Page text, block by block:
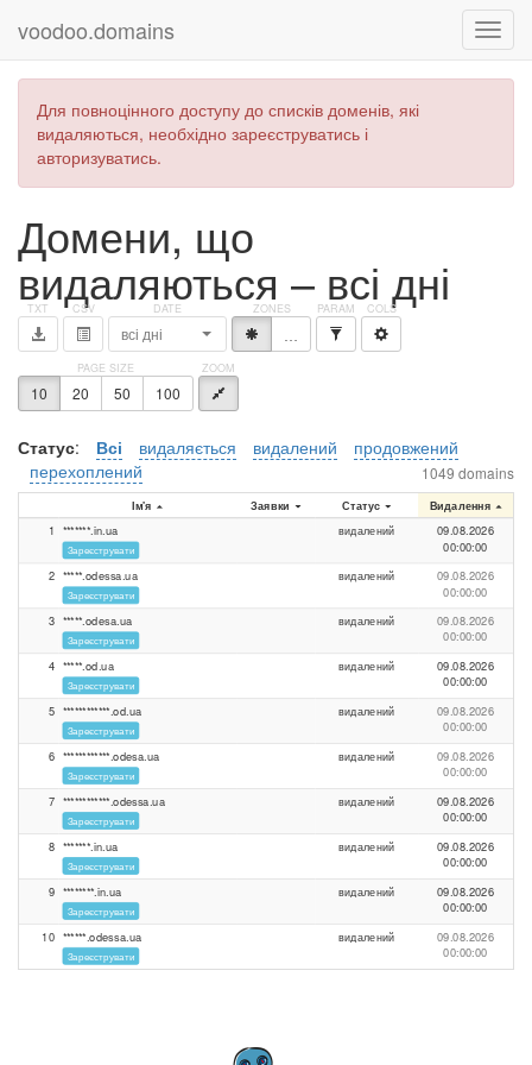
voodoo.domains
Для повноцінного доступу до списків доменів, які
видаляються, необхідно зареєструватись і
авторизуватись.
Домени, що
видаляються – всі дні
всі дні *
10 20 50 100
Статус: Всі видаляється видалений
продовжений
перехоплений
1049 domains
Ім'я Заявки Статус
Видалення
1
*******.in.ua
Зареєструвати
видалений 09.08.2026
00:00:00
2 *****.odessa.ua
Зареєструвати
видалений 09.08.2026
00:00:00
3 *****.odesa.ua
Зареєструвати
видалений 09.08.2026
00:00:00
4 *****.od.ua
Зареєструвати
видалений 09.08.2026
00:00:00
5 ************.od.ua
Зареєструвати
видалений 09.08.2026
00:00:00
6 ************.odesa.ua
Зареєструвати
видалений
09.08.2026
00:00:00
7 ************.odessa.ua
Зареєструвати
видалений
09.08.2026
00:00:00
8 *******.in.ua
Зареєструвати
видалений 09.08.2026
00:00:00
9 ********.in.ua
Зареєструвати
видалений 09.08.2026
00:00:00
10 ******.odessa.ua
Зареєструвати
видалений
09.08.2026
00:00:00